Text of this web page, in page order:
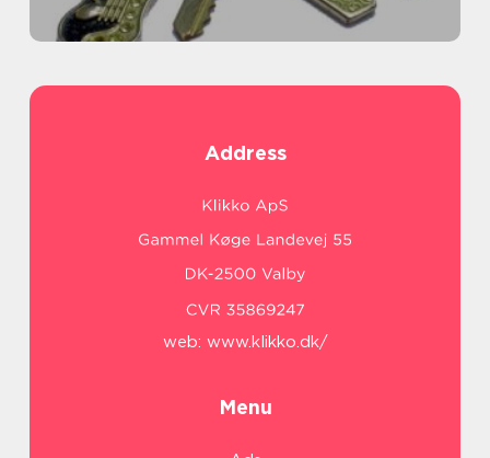
Address
web: www.klikko.dk/
Menu